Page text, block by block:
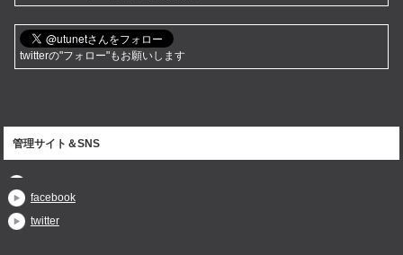
twitterの"フォロー"もお願いします
管理サイト＆SNS
facebook
twitter